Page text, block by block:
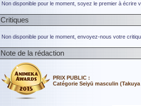
Non disponible pour le moment, soyez le premier à écrire
Critiques
Non disponible pour le moment, envoyez-nous votre
Note de la rédaction
PRIX PUBLIC :
Catégorie Seiyū masculin